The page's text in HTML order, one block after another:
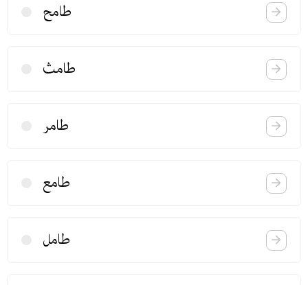
طامح
طامث
طامر
طامع
طامل